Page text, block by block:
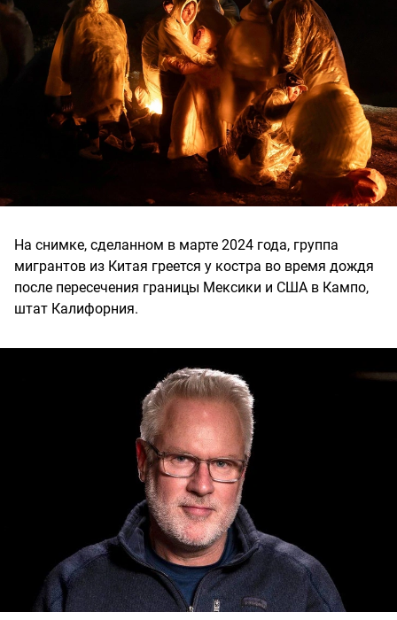
На снимке, сделанном в марте 2024 года, группа
мигрантов из Китая греется у костра во время дождя
после пересечения границы Мексики и США в Кампо,
штат Калифорния.